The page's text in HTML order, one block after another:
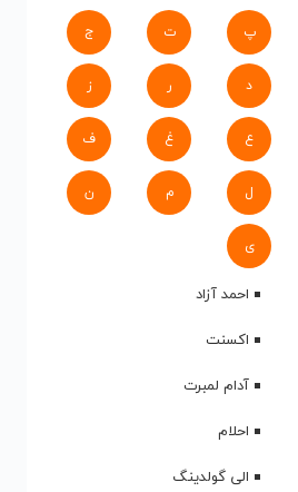
پ ت ج
د ر ز
ع غ ف
ل م ن
ی
احمد آزاد
اکسنت
آدام لمبرت
احلام
الی گولدینگ